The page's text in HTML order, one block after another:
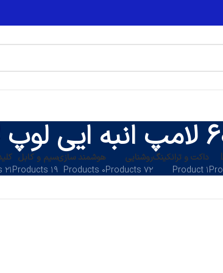
داکت و ترانکینگ
۱ Product
روشنایی
۷۲ Products
هوشمند سازی
۰ Products
سیم و کابل
۱۹ Products
۲۱ Products